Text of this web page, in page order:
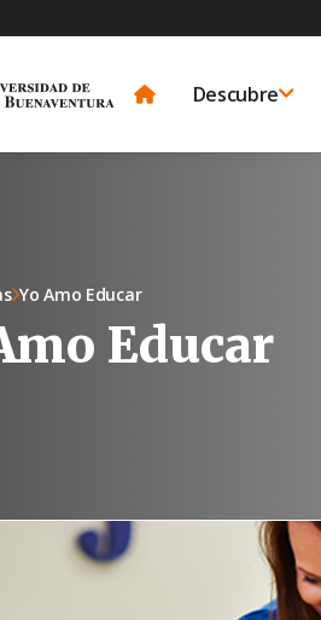
Descubre
Yo Amo Educar
Educar